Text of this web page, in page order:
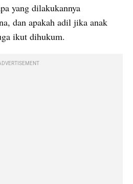
yang dilakukannya
dan apakah adil jika anak
ikut dihukum.